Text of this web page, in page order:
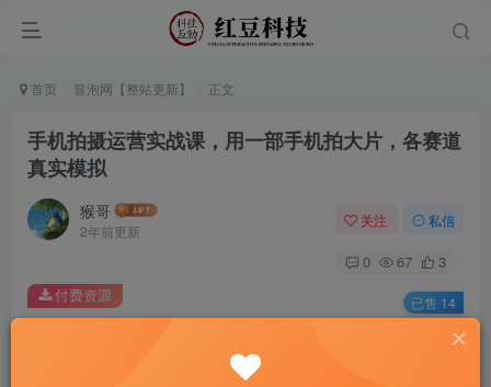
首页 冒泡网【整站更新】 正文
手机拍摄运营实战课，用一部手机拍大片，各赛道
真实模拟
猴哥
2年前更新
关注 私信
0 67 3
此内容为付费资源，请付费后查看
付费资源 已售 14